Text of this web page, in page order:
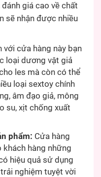
giá cao về chất
sẽ nhận được nhiều
với cửa hàng này bạn
loại dương vật giả
les mà còn có thể
loại sextoy chính
âm đạo giả, mông
su, xịt chống xuất
phẩm: Cửa hàng
hàng những
hiệu quả sử dụng
nghiệm tuyệt vời